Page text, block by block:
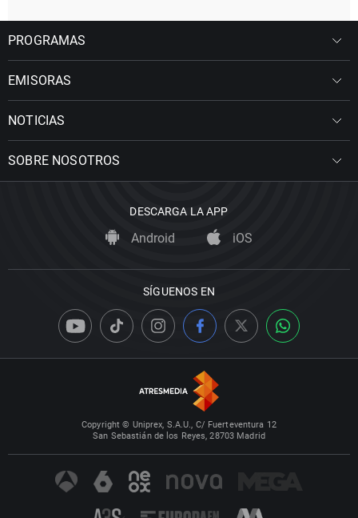
PROGRAMAS
EMISORAS
NOTICIAS
SOBRE NOSOTROS
DESCARGA LA APP
Android iOS
SÍGUENOS EN
Copyright © Uniprex, S.A.U., C/ Fuerteventura 12
San Sebastián de los Reyes, 28703 Madrid